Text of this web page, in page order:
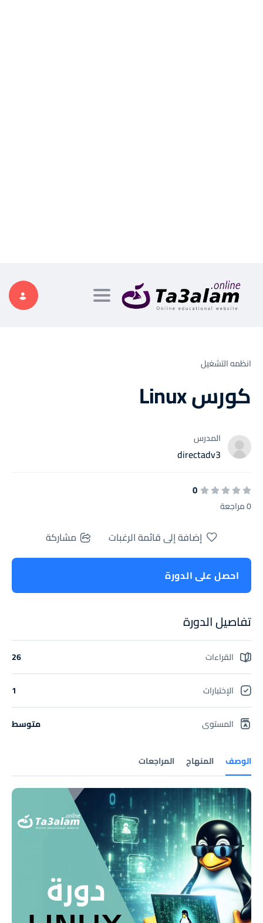
Toggle navigation
انظمه التشغيل
كورس Linux
المدرس
directadv3
0
0 مراجعة
الوصف المنهاج المراجعات
إضافة إلى قائمة الرغبات مشاركة
احصل على الدورة
تفاصيل الدورة
القراءات 26
الإختبارات 1
المستوى متوسط